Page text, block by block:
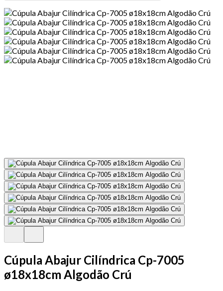
Cúpula Abajur Cilíndrica Cp-7005
ø18x18cm Algodão Crú